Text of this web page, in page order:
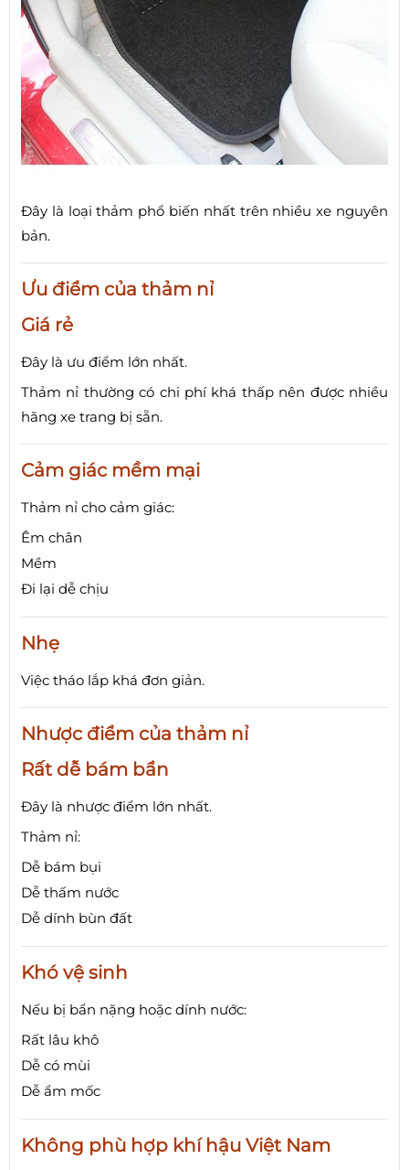
Đây là loại thảm phổ biến nhất trên nhiều xe nguyên
bản.
Ưu điểm của thảm nỉ
Giá rẻ
Đây là ưu điểm lớn nhất.
Thảm nỉ thường có chi phí khá thấp nên được nhiều
hãng xe trang bị sẵn.
Cảm giác mềm mại
Thảm nỉ cho cảm giác:
Êm chân
Mềm
Đi lại dễ chịu
Nhẹ
Việc tháo lắp khá đơn giản.
Nhược điểm của thảm nỉ
Rất dễ bám bẩn
Đây là nhược điểm lớn nhất.
Thảm nỉ:
Dễ bám bụi
Dễ thấm nước
Dễ dính bùn đất
Khó vệ sinh
Nếu bị bẩn nặng hoặc dính nước:
Rất lâu khô
Dễ có mùi
Dễ ẩm mốc
Không phù hợp khí hậu Việt Nam